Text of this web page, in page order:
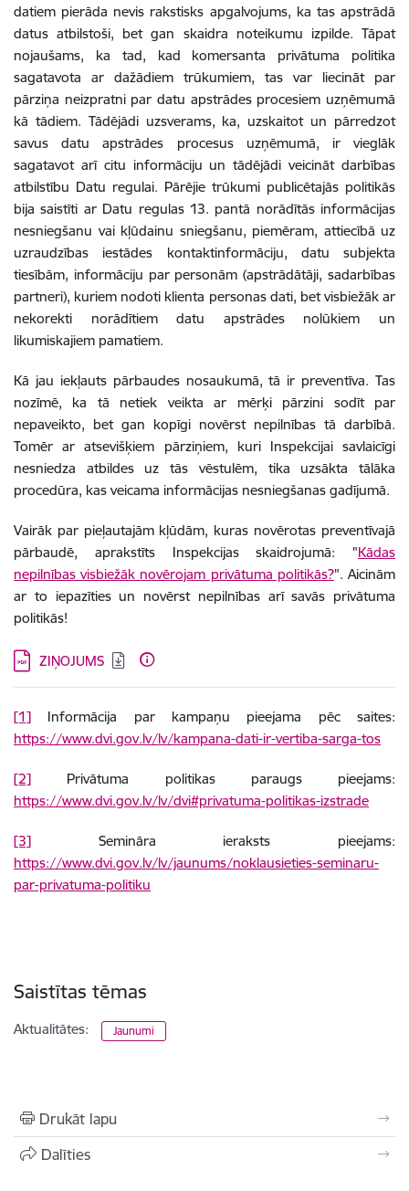
datiem pierāda nevis rakstisks apgalvojums, ka tas apstrādā
datus atbilstoši, bet gan skaidra noteikumu izpilde. Tāpat
nojaušams, ka tad, kad komersanta privātuma politika
sagatavota ar dažādiem trūkumiem, tas var liecināt par
pārziņa neizpratni par datu apstrādes procesiem uzņēmumā
kā tādiem. Tādējādi uzsverams, ka, uzskaitot un pārredzot
savus datu apstrādes procesus uzņēmumā, ir vieglāk
sagatavot arī citu informāciju un tādējādi veicināt darbības
atbilstību Datu regulai. Pārējie trūkumi publicētajās politikās
bija saistīti ar Datu regulas 13. pantā norādītās informācijas
nesniegšanu vai kļūdainu sniegšanu, piemēram, attiecībā uz
uzraudzības iestādes kontaktinformāciju, datu subjekta
tiesībām, informāciju par personām (apstrādātāji, sadarbības
partneri), kuriem nodoti klienta personas dati, bet visbiežāk ar
nekorekti norādītiem datu apstrādes nolūkiem un
likumiskajiem pamatiem.
Kā jau iekļauts pārbaudes nosaukumā, tā ir preventīva. Tas
nozīmē, ka tā netiek veikta ar mērķi pārzini sodīt par
nepaveikto, bet gan kopīgi novērst nepilnības tā darbībā.
Tomēr ar atsevišķiem pārziņiem, kuri Inspekcijai savlaicīgi
nesniedza atbildes uz tās vēstulēm, tika uzsākta tālāka
procedūra, kas veicama informācijas nesniegšanas gadījumā.
Vairāk par pieļautajām kļūdām, kuras novērotas preventīvajā
pārbaudē, aprakstīts Inspekcijas skaidrojumā: "Kādas
nepilnības visbiežāk novērojam privātuma politikās?". Aicinām
ar to iepazīties un novērst nepilnības arī savās privātuma
politikās!
Lejupielādēt:
ZIŅOJUMS
[1] Informācija par kampaņu pieejama pēc saites:
https://www.dvi.gov.lv/lv/kampana-dati-ir-vertiba-sarga-tos
[2] Privātuma politikas paraugs pieejams:
https://www.dvi.gov.lv/lv/dvi#privatuma-politikas-izstrade
[3] Semināra ieraksts pieejams:
https://www.dvi.gov.lv/lv/jaunums/noklausieties-seminaru-
par-privatuma-politiku
Saistītas tēmas
Aktualitātes: Jaunumi
Drukāt lapu
Dalīties